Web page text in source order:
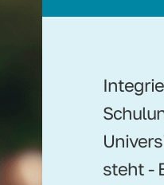
steht -